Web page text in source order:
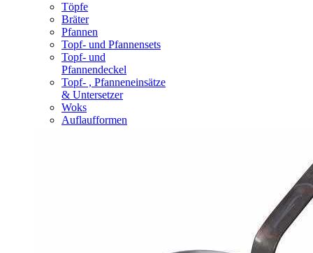
Töpfe
Bräter
Pfannen
Topf- und Pfannensets
Topf- und
Pfannendeckel
Topf- , Pfanneneinsätze
& Untersetzer
Woks
Auflaufformen